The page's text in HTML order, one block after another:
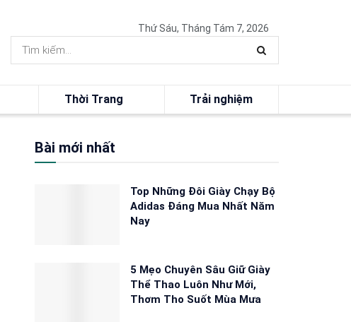
Thứ Sáu, Tháng Tám 7, 2026
Thời Trang Trải nghiệm
Bài mới nhất
Top Những Đôi Giày Chạy Bộ
Adidas Đáng Mua Nhất Năm
Nay
5 Mẹo Chuyên Sâu Giữ Giày
Thể Thao Luôn Như Mới,
Thơm Tho Suốt Mùa Mưa